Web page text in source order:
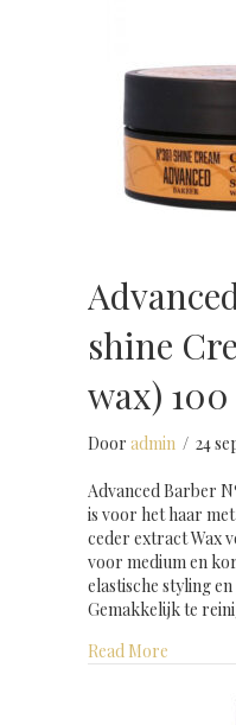
shine
wax)
Door admin / 24
Advanced Barber
is voor het haar
ceder extract Wax
voor medium en
elastische styling
Gemakkelijk te
Read More